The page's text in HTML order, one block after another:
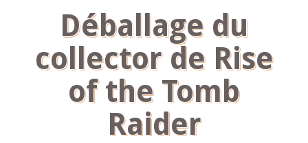
Déballage du
collector de Rise
of the Tomb
Raider